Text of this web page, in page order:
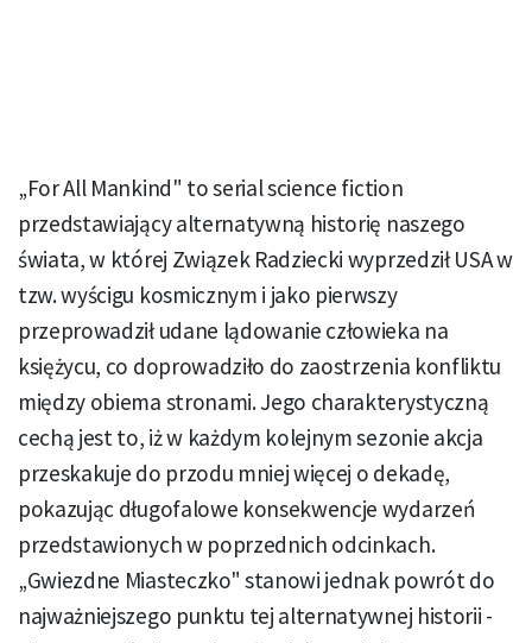
„For All Mankind" to serial science fiction
przedstawiający alternatywną historię naszego
świata, w której Związek Radziecki wyprzedził USA w
tzw. wyścigu kosmicznym i jako pierwszy
przeprowadził udane lądowanie człowieka na
księżycu, co doprowadziło do zaostrzenia konfliktu
między obiema stronami. Jego charakterystyczną
cechą jest to, iż w każdym kolejnym sezonie akcja
przeskakuje do przodu mniej więcej o dekadę,
pokazując długofalowe konsekwencje wydarzeń
przedstawionych w poprzednich odcinkach.
„Gwiezdne Miasteczko" stanowi jednak powrót do
najważniejszego punktu tej alternatywnej historii -